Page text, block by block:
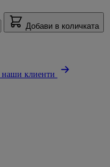
Добави в количката
наши клиенти